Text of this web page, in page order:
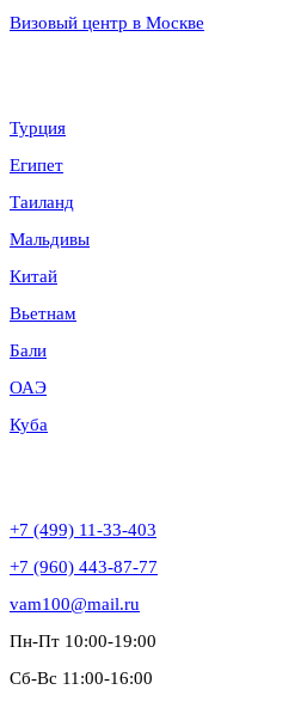
Визовый центр в Москве
Турция
Египет
Таиланд
Мальдивы
Китай
Вьетнам
Бали
ОАЭ
Куба
+7 (499) 11-33-403
+7 (960) 443-87-77
vam100@mail.ru
Пн-Пт 10:00-19:00
Сб-Вс 11:00-16:00